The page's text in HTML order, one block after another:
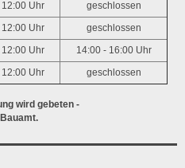
12:00 Uhr geschlossen
12:00 Uhr geschlossen
12:00 Uhr 14:00 - 16:00 Uhr
12:00 Uhr geschlossen
wird gebeten -